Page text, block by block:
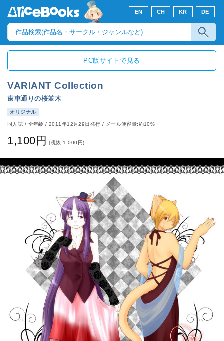
EN CH KR DE
PC版サイトで見る
VARIANT Collection
歯車通りの桜並木
オリジナル
同人誌 / 全年齢/2011年12月29日発行 / メール便容量:約10%
1,100円 (税抜:1,000円)